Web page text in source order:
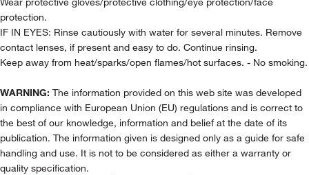
protection.
IF IN EYES: Rinse cautiously with water for several minutes. Remove
contact lenses, if present and easy to do. Continue rinsing.
Keep away from heat/sparks/open flames/hot surfaces. - No smoking.
WARNING: The information provided on this web site was developed
in compliance with European Union (EU) regulations and is correct to
the best of our knowledge, information and belief at the date of its
publication. The information given is designed only as a guide for safe
handling and use. It is not to be considered as either a warranty or
quality specification.